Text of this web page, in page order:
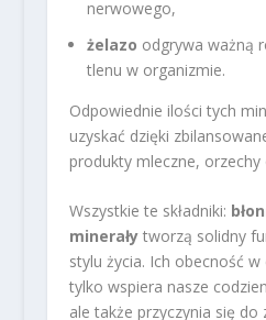
nerwowego,
żelazo odgrywa ważną
tlenu w organizmie.
Odpowiednie ilości tych
uzyskać dzięki
produkty mleczne,
Wszystkie te składniki:
minerałytworzą solidny
stylu życia. Ich obecność
tylko wspiera nasze
ale także przyczynia się